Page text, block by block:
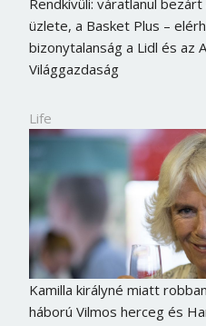
Rendkívüli: váratlanul
üzlete, a Basket Plus –
bizonytalanság a Lidl és az
Világgazdaság
Life
Kamilla királyné miatt
háború Vilmos herceg és